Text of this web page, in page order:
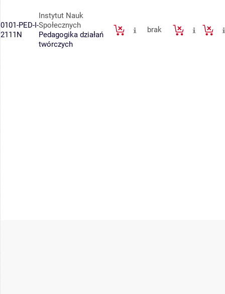
0101-PED-I-
2111N
Instytut Nauk
Społecznych
Pedagogika działań
twórczych
brak